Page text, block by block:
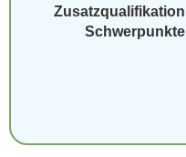
Zusatzqualifikation
Schwerpunkte